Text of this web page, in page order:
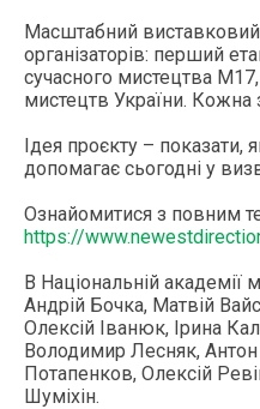
Масштабний виставковий
організаторів: перший
сучасного мистецтва
мистецтв України. Кожна
Ідея проєкту – показати,
допомагає сьогодні у
Ознайомитися з повним
https://
В Національній академії
Андрій Бочка, Матвій
Олексій Іванюк, Ірина
Володимир Лесняк,
Потапенков, Олексій
Шуміхін.